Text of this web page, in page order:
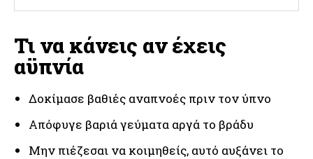
Τι να κάνεις αν έχεις
αϋπνία
Δοκίμασε βαθιές αναπνοές πριν τον ύπνο
Απόφυγε βαριά γεύματα αργά το βράδυ
Μην πιέζεσαι να κοιμηθείς, αυτό αυξάνει το